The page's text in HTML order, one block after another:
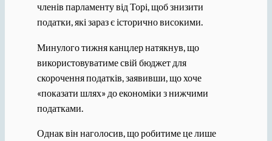
членів парламенту від Торі, щоб знизити
податки, які зараз є історично високими.
Минулого тижня канцлер натякнув, що
використовуватиме свій бюджет для
скорочення податків, заявивши, що хоче
«показати шлях» до економіки з нижчими
податками.
Однак він наголосив, що робитиме це лише